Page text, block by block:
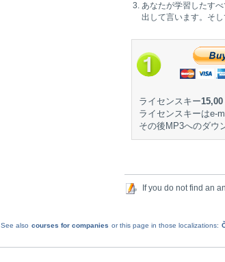
あなたが学習したす
出して言います。そ
ライセンスキー15,00
ライセンスキーはe-
その後MP3へのダウ
If you do not find an
See also courses for companies or this page in those localizations: